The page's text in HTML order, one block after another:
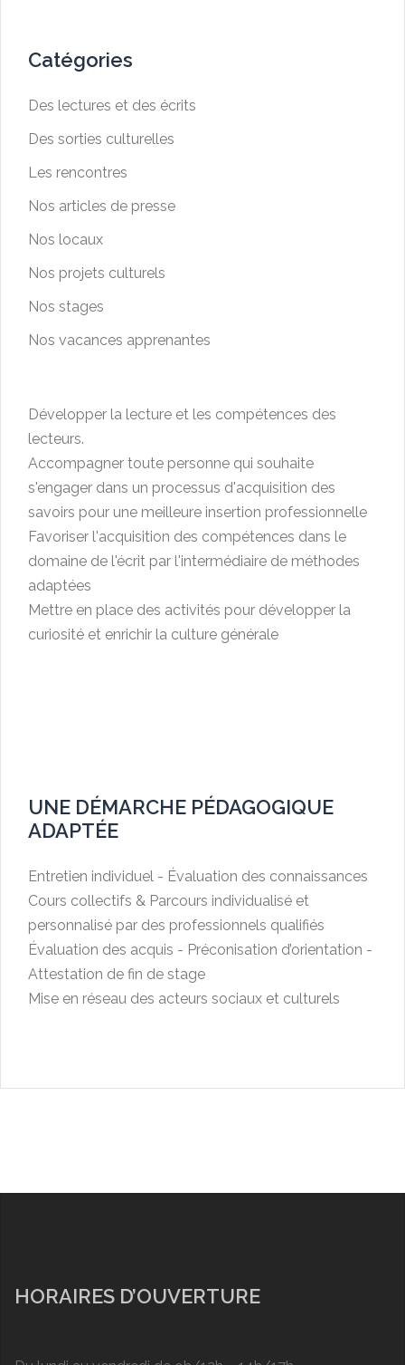
Catégories
Des lectures et des écrits
Des sorties culturelles
Les rencontres
Nos articles de presse
Nos locaux
Nos projets culturels
Nos stages
Nos vacances apprenantes
Développer la lecture et les compétences des
lecteurs.
Accompagner toute personne qui souhaite
s'engager dans un processus d'acquisition des
savoirs pour une meilleure insertion professionnelle
Favoriser l'acquisition des compétences dans le
domaine de l'écrit par l'intermédiaire de méthodes
adaptées
Mettre en place des activités pour développer la
curiosité et enrichir la culture générale
UNE DÉMARCHE PÉDAGOGIQUE
ADAPTÉE
Entretien individuel - Évaluation des connaissances
Cours collectifs & Parcours individualisé et
personnalisé par des professionnels qualifiés
Évaluation des acquis - Préconisation d’orientation -
Attestation de fin de stage
Mise en réseau des acteurs sociaux et culturels
HORAIRES D’OUVERTURE